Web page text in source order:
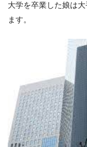
大学を卒業した娘は
ます。